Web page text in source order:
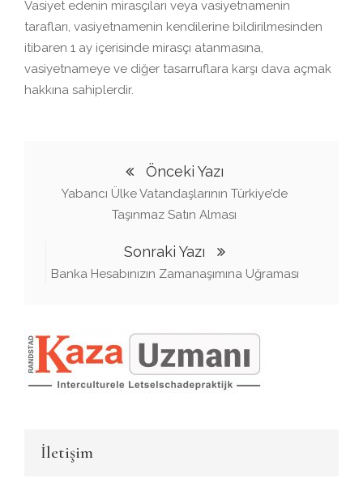
Vasiyet edenin mirasçıları veya vasiyetnamenin
tarafları, vasiyetnamenin kendilerine bildirilmesinden
itibaren 1 ay içerisinde mirasçı atanmasına,
vasiyetnameye ve diğer tasarruflara karşı dava açmak
hakkına sahiplerdir.
Önceki Yazı
Yabancı Ülke Vatandaşlarının Türkiye’de
Taşınmaz Satın Alması
Sonraki Yazı
Banka Hesabınızın Zamanaşımına Uğraması
İletişim